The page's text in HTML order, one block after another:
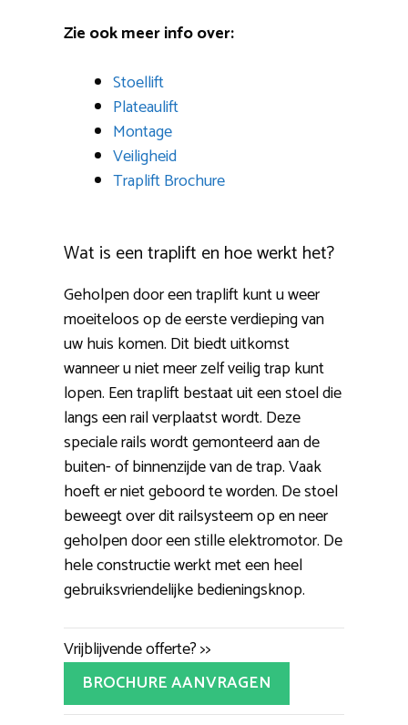
Zie ook meer info over:
Stoellift
Plateaulift
Montage
Veiligheid
Traplift Brochure
Wat is een traplift en hoe werkt het?
Geholpen door een traplift kunt u weer
moeiteloos op de eerste verdieping van
uw huis komen. Dit biedt uitkomst
wanneer u niet meer zelf veilig trap kunt
lopen. Een traplift bestaat uit een stoel die
langs een rail verplaatst wordt. Deze
speciale rails wordt gemonteerd aan de
buiten- of binnenzijde van de trap. Vaak
hoeft er niet geboord te worden. De stoel
beweegt over dit railsysteem op en neer
geholpen door een stille elektromotor. De
hele constructie werkt met een heel
gebruiksvriendelijke bedieningsknop.
Vrijblijvende offerte? >>
BROCHURE AANVRAGEN